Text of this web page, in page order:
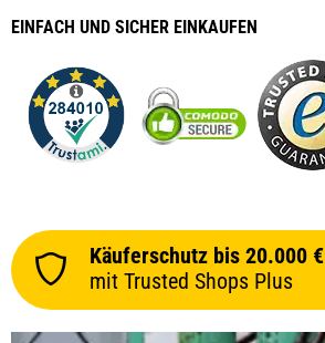
EINFACH UND SICHER EINKAUFEN
Käuferschutz bis 20.000 €
mit Trusted Shops Plus